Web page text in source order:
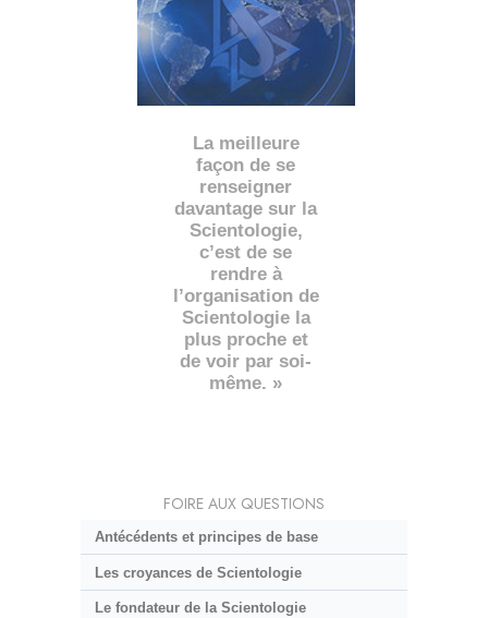
La meilleure
façon de se
renseigner
davantage sur la
Scientologie,
c’est de se
rendre à
l’organisation de
Scientologie la
plus proche et
de voir par soi-
même. »
FOIRE AUX QUESTIONS
Antécédents et principes de base
Les croyances de Scientologie
Le fondateur de la Scientologie